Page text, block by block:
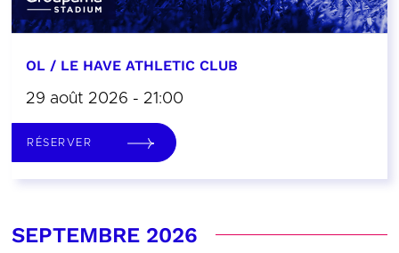
OL / LE HAVE ATHLETIC CLUB
29 août 2026 - 21:00
RÉSERVER
SEPTEMBRE 2026